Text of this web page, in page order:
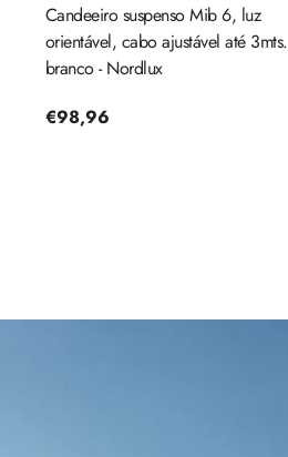
Candeeiro suspenso Mib 6, luz
orientável, cabo ajustável até 3mts.
branco - Nordlux
Preço
€98,96